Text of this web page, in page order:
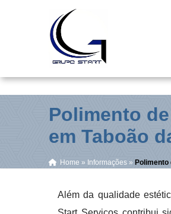
R. Srg. Mor Antônio Teixeira,
Polimento
em Taboão
Home » Informações » Polimento
Além da qualidade